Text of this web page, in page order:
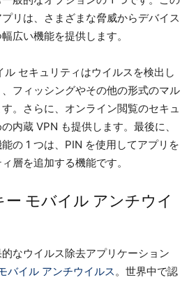
リは、さまざまな脅威からデバイス
広い機能を提供します。
ル セキュリティはウイルスを検出し
フィッシングやその他の形式のマル
。さらに、オンライン閲覧のセキュ
内蔵 VPN も提供します。最後に、
の 1 つは、PIN を使用してアプリを
層を追加する機能です。
モバイル アンチウイ
なウイルス除去アプリケーション
バイル アンチウイルス。世界中で認